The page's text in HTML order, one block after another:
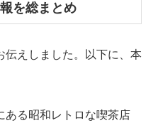
を総まとめ
伝えしました。以下に、本
ある昭和レトロな喫茶店